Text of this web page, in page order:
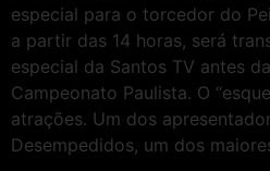
especial para o torcedor do
a partir das 14 horas, será
especial da Santos TV antes
Campeonato Paulista. O
atrações. Um dos
Desempedidos, um dos